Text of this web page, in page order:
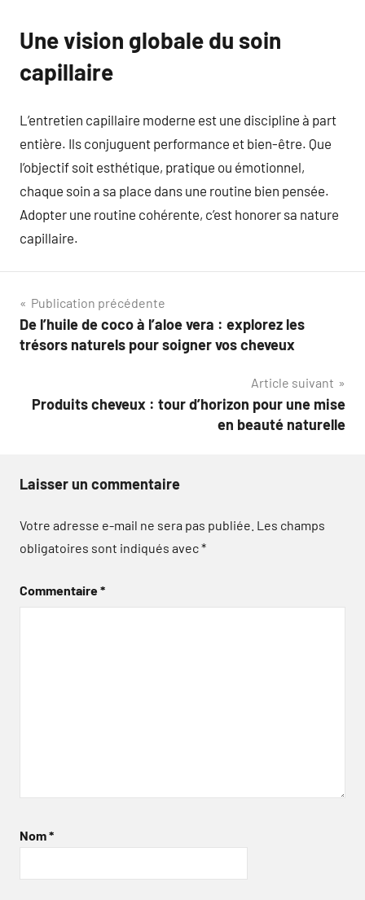
Une vision globale du soin
capillaire
L’entretien capillaire moderne est une discipline à part
entière. Ils conjuguent performance et bien-être. Que
l’objectif soit esthétique, pratique ou émotionnel,
chaque soin a sa place dans une routine bien pensée.
Adopter une routine cohérente, c’est honorer sa nature
capillaire.
Navigation
de
Publication précédente
De l’huile de coco à l’aloe vera : explorez les
trésors naturels pour soigner vos cheveux
Article suivant
Produits cheveux : tour d’horizon pour une mise
en beauté naturelle
Laisser un commentaire
Votre adresse e-mail ne sera pas publiée. Les champs
obligatoires sont indiqués avec*
Commentaire*
Nom*